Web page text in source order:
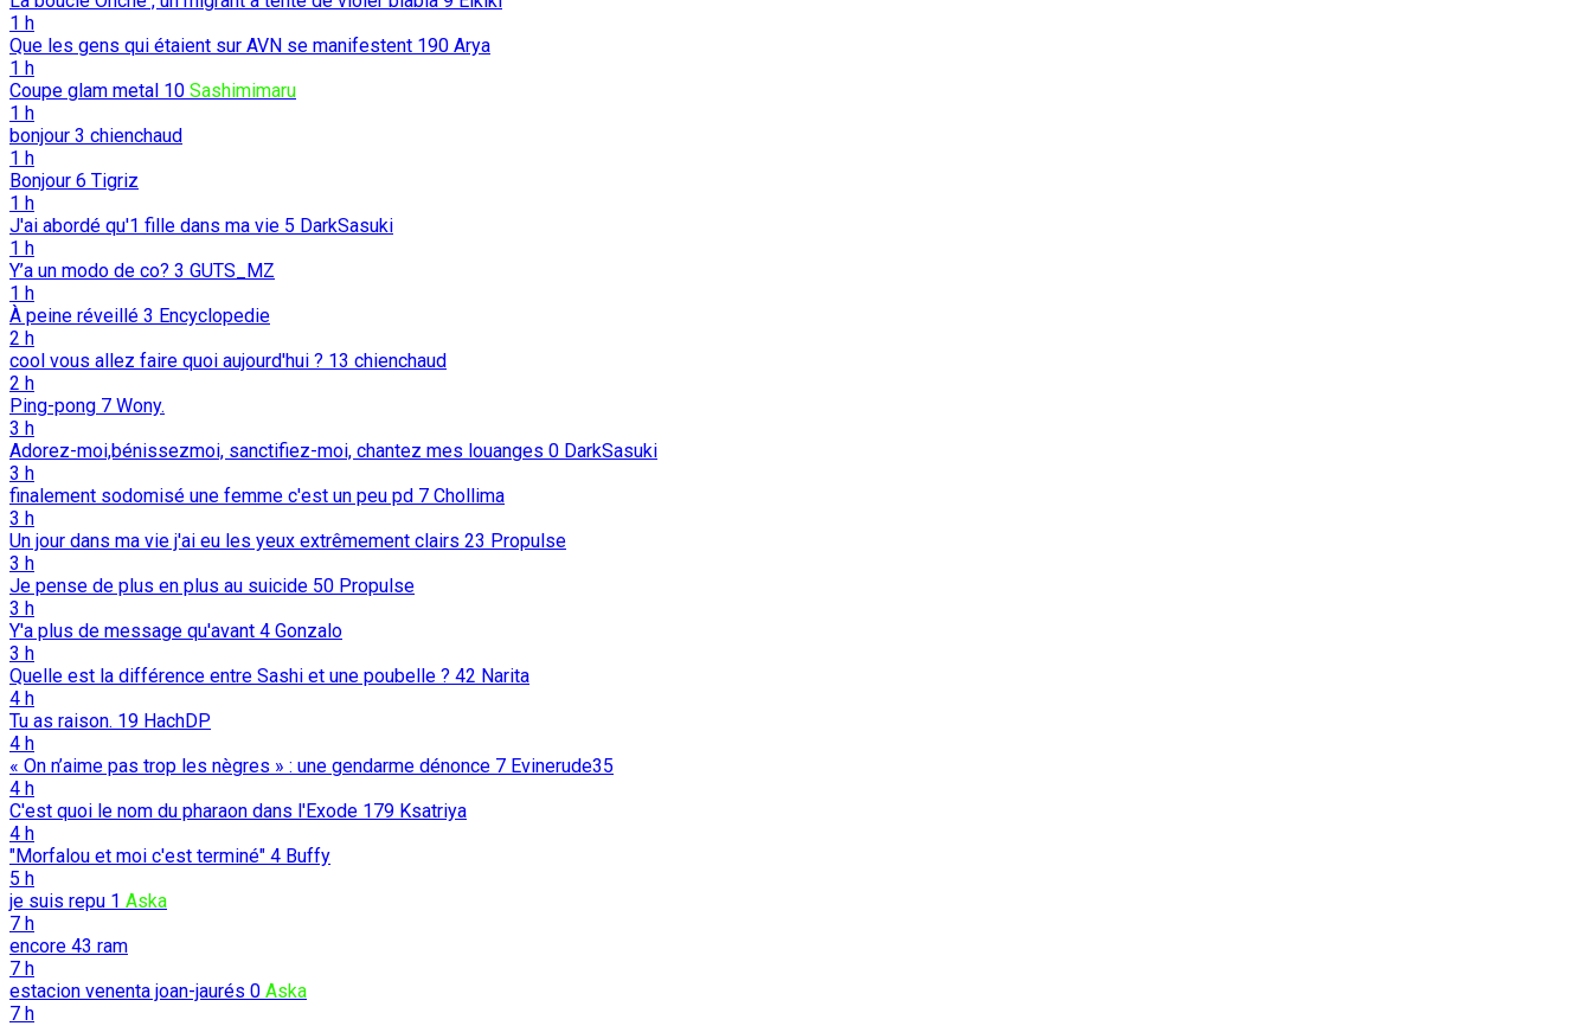
1 h
Que les gens qui étaient sur AVN se manifestent 190 Arya
1 h
Coupe glam metal 10 Sashimimaru
1 h
bonjour 3 chienchaud
1 h
Bonjour 6 Tigriz
1 h
J'ai abordé qu'1 fille dans ma vie 5 DarkSasuki
1 h
Y’a un modo de co? 3 GUTS_MZ
1 h
À peine réveillé 3 Encyclopedie
2 h
cool vous allez faire quoi aujourd'hui ? 13 chienchaud
2 h
Ping-pong 7 Wony.
3 h
Adorez-moi,bénissezmoi, sanctifiez-moi, chantez mes louanges 0 DarkSasuki
3 h
finalement sodomisé une femme c'est un peu pd 7 Chollima
3 h
Un jour dans ma vie j'ai eu les yeux extrêmement clairs 23 Propulse
3 h
Je pense de plus en plus au suicide 50 Propulse
3 h
Y'a plus de message qu'avant 4 Gonzalo
3 h
Quelle est la différence entre Sashi et une poubelle ? 42 Narita
4 h
Tu as raison. 19 HachDP
4 h
« On n’aime pas trop les nègres » : une gendarme dénonce 7 Evinerude35
4 h
C'est quoi le nom du pharaon dans l'Exode 179 Ksatriya
4 h
"Morfalou et moi c'est terminé" 4 Buffy
5 h
je suis repu 1 Aska
7 h
encore 43 ram
7 h
estacion venenta joan-jaurés 0 Aska
7 h